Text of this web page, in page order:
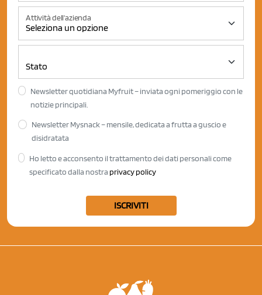
Attività dell'azienda
Newsletter quotidiana Myfruit – inviata ogni pomeriggio con le
notizie principali.
Newsletter Mysnack – mensile, dedicata a frutta a guscio e
disidratata
Ho letto e acconsento il trattamento dei dati personali come
specificato dalla nostra privacy policy
ISCRIVITI